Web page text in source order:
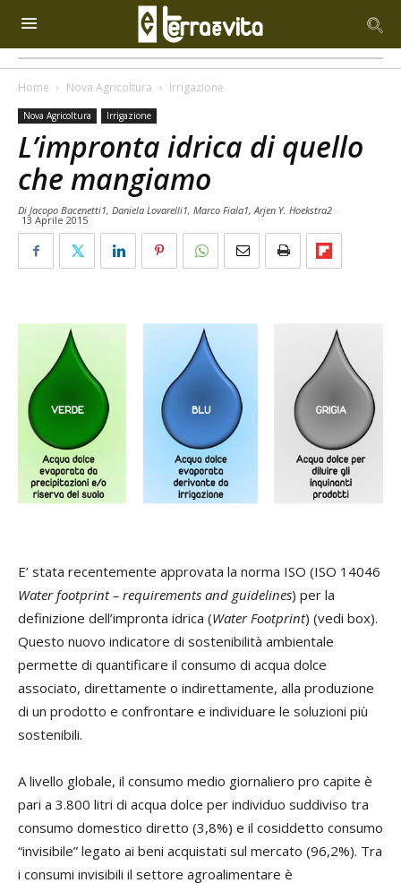
Home Nova Agricoltura Irrigazione
Nova Agricoltura Irrigazione
L’impronta idrica di quello
che mangiamo
Di Jacopo Bacenetti1, Daniela Lovarelli1, Marco Fiala1, Arjen Y. Hoekstra2 -
13 Aprile 2015
E’ stata recentemente approvata la norma ISO (ISO 14046
Water footprint – requirements and guidelines) per la
definizione dell’impronta idrica (Water Footprint) (vedi box).
Questo nuovo indicatore di sostenibilità ambientale
permette di quantificare il consumo di acqua dolce
associato, direttamente o indirettamente, alla produzione
di un prodotto e confrontare e individuare le soluzioni più
sostenibili.
A livello globale, il consumo medio giornaliero pro capite è
pari a 3.800 litri di acqua dolce per individuo suddiviso tra
consumo domestico diretto (3,8%) e il cosiddetto consumo
“invisibile” legato ai beni acquistati sul mercato (96,2%). Tra
i consumi invisibili il settore agroalimentare è